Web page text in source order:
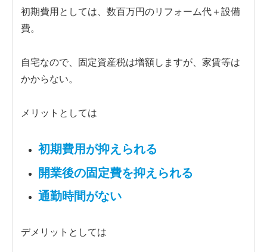
初期費用としては、数百万円のリフォーム代＋設備
費。
自宅なので、固定資産税は増額しますが、家賃等は
かからない。
メリットとしては
初期費用が抑えられる
開業後の固定費を抑えられる
通勤時間がない
デメリットとしては